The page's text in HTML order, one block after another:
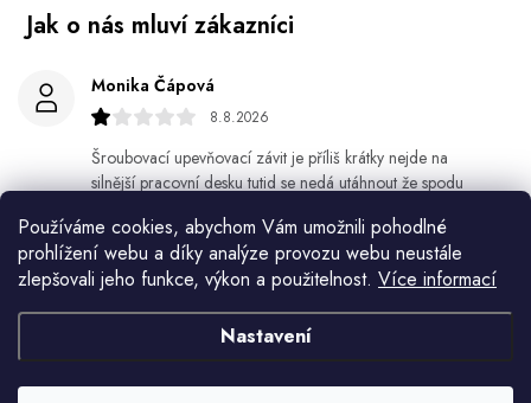
Používáme cookies, abychom Vám umožnili pohodlné
prohlížení webu a díky analýze provozu webu neustále
zlepšovali jeho funkce, výkon a použitelnost. Více informací
Nastavení
Monika Čápová
8.8.2026
Šroubovací upevňovací závit je příliš krátky nejde na
silnější pracovní desku tutid se nedá utáhnout že spodu
Helena králová
8.8.2026
Objednala jsem si kvetinace a jede n byl praskly dole a
kdyz jsem napsala jak to budem resit tak zadna odpoved
Jiří Jícha